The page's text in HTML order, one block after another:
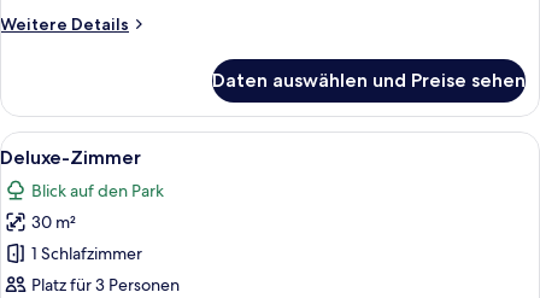
Weitere Details
Weitere
Zimmer
Daten auswählen und Preise sehen
Alle
Fotos
für
Deluxe-
Zimmer
anzeigen
Ein modernes Hotelzimmer mit
3
Deluxe-Zimmer
Blick auf den Park
30 m²
1 Schlafzimmer
Platz für 3 Personen